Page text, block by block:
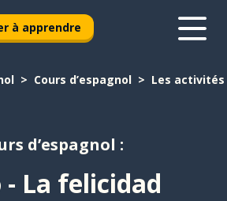
à apprendre
Cours d’espagnol Les activités
d’espagnol :
- La felicidad